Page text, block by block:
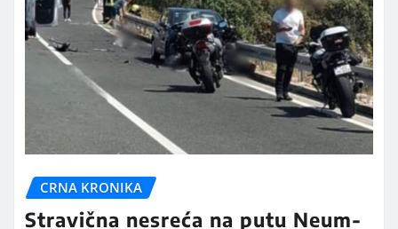
CRNA KRONIKA
Stravična nesreća na putu Neum-